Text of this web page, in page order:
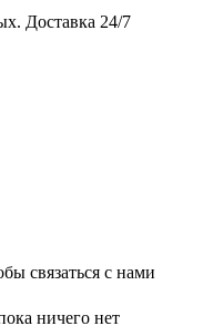
Доставка 24/7
связаться с нами
ничего нет